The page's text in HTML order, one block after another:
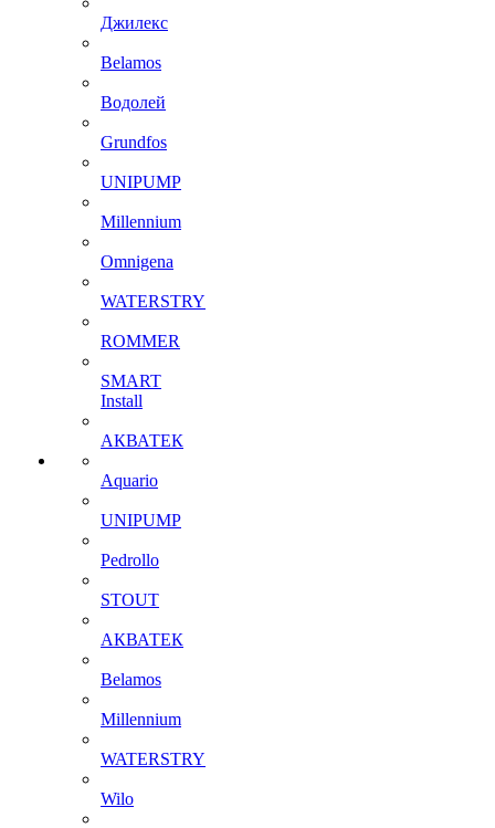
Джилекс
Belamos
Водолей
Grundfos
UNIPUMP
Millennium
Omnigena
WATERSTRY
ROMMER
SMART
Install
АКВАТЕК
Aquario
UNIPUMP
Pedrollo
STOUT
АКВАТЕК
Belamos
Millennium
WATERSTRY
Wilo